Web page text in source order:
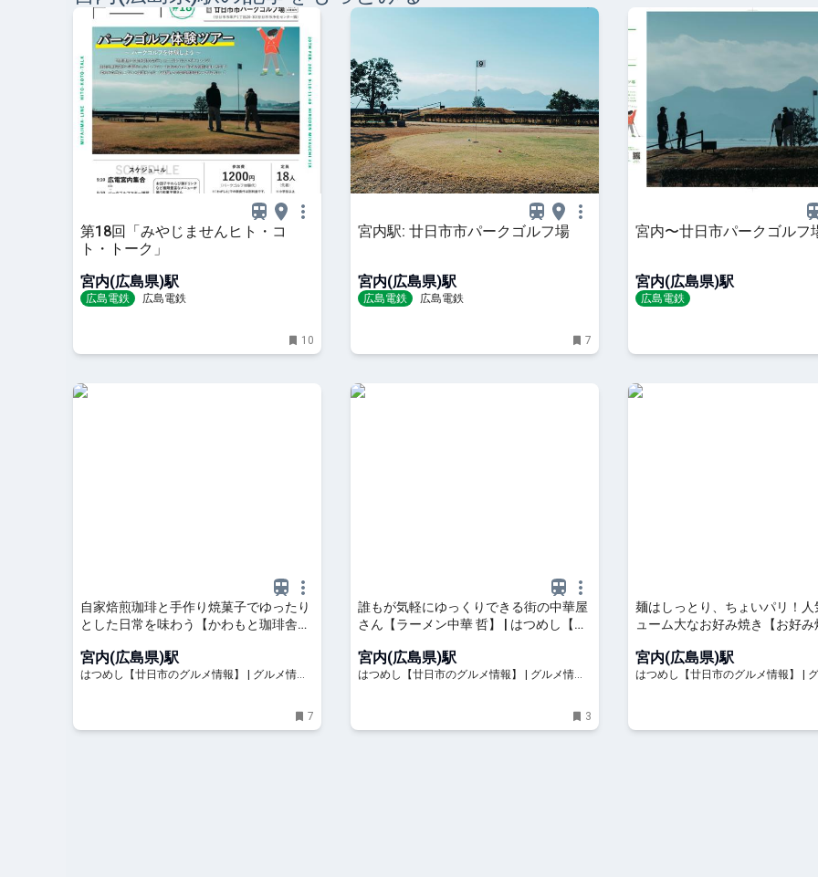
第18回「みやじませんヒト・コ
ト・トーク」
宮内(広島県)駅
広島電鉄 広島電鉄
10
宮内駅: 廿日市市パークゴルフ場
宮内(広島県)駅
広島電鉄 広島電鉄
7
宮内〜廿日市パークゴルフ
宮内(広島県)駅
広島電鉄
自家焙煎珈琲と手作り焼菓子でゆったり
とした日常を味わう【かわもと珈琲舎】
宮内(広島県)駅
はつめし【廿日市のグルメ情報】 | グルメ情報
7
誰もが気軽にゆっくりできる街の中華屋
さん【ラーメン中華 哲】 | はつめし【廿
宮内(広島県)駅
はつめし【廿日市のグルメ情報】 | グルメ情報
3
麺はしっとり、ちょいパリ！人
ューム大なお好み焼き【お好み
報】
宮内(広島県)駅
はつめし【廿日市のグルメ情報】 |